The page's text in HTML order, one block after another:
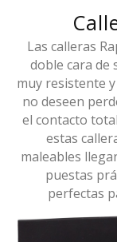
Las calleras
doble cara de
muy resistente
no deseen
el contacto
estas
maleables
puestas
perfectas